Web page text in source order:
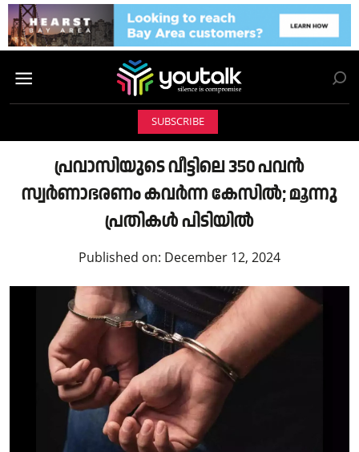
SUBSCRIBE
പ്രവാസിയുടെ വീട്ടിലെ 350 പവൻ
സ്വർണാഭരണം കവർന്ന കേസിൽ; മൂന്നു
പ്രതികൾ പിടിയിൽ
Published on: December 12, 2024